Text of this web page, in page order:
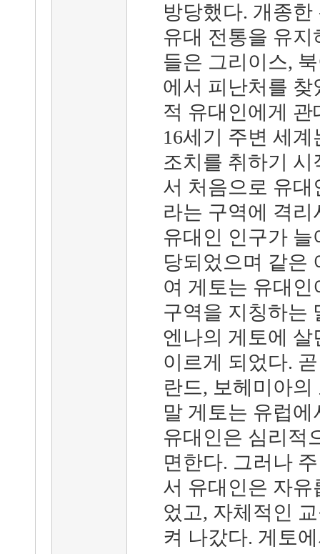
방당했다. 개종
유대 전통을 유
들은 그리이스,
에서 피난처를
적 유대인에게 관
16세기 주변 세
조치를 취하기 시
서 처음으로 유대
라는 구역에 격
유대인 인구가
당되었으며 같은
여 게토는 유대
구역을 지칭하는
엔나의 게토에
이르게 되었다.
란드, 보헤미아
말 게토는 유럽
유대인은 심리적
면한다. 그러나
서 유대인은 자
었고, 자체적인
켜 나갔다. 게토